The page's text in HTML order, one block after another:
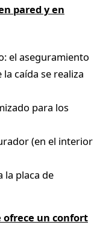
pared y en
el aseguramiento
caída se realiza
para los
(en el interior
la placa de
ofrece un confort